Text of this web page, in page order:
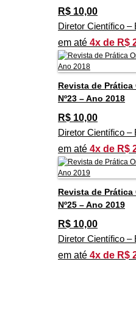
R$ 10,00
Diretor Científico –
em até 4x de R$
Revista de
Nº23 – Ano 2018
R$ 10,00
Diretor Científico –
em até 4x de R$
Revista de
Nº25 – Ano 2019
R$ 10,00
Diretor Científico –
em até 4x de R$